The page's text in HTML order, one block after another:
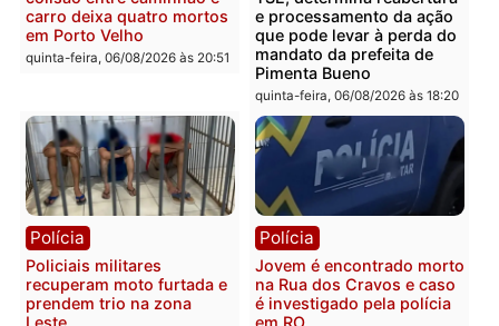
Polícia
Homem é encontrado
morto em residência no
bairro Colina Park em RO
sexta-feira, 07/08/2026 às 09:30
Polícia
Polícia Militar apreende
explosivos e
durante patrulhamento
fluvial no Rio Madeira em
Porto Velho
sexta-feira, 07/08/2026 às